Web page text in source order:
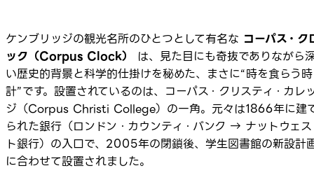
ケンブリッジの観光名所のひとつとして有名な コーパス・ク
ック（Corpus Clock）
は、見た目にも奇抜でありながら
い歴史的背景と科学的仕掛けを秘めた、まさに“時を食らう時
計”です。設置されているのは、コーパス・クリスティ・カレ
ジ（Corpus Christi College）の一角。元々は1866年に建
られた銀行（ロンドン・カウンティ・バンク → ナットウェス
ト銀行）の入口で、2005年の閉鎖後、学生図書館の新設計
に合わせて設置されました。